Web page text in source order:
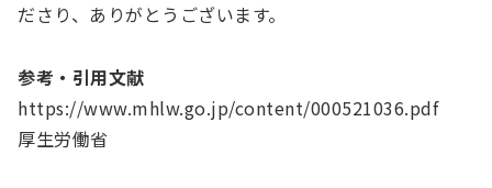
ださり、ありがとうございます。
参考・引用文献
https://www.mhlw.go.jp/content/000521036.pdf
厚生労働省